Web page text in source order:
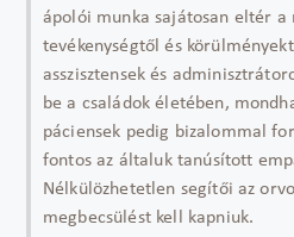
ápolói munka sajátosan eltér a
tevékenységtől és
asszisztensek és
be a családok életében,
páciensek pedig bizalommal
fontos az általuk tanúsított
Nélkülözhetetlen segítői az
megbecsülést kell kapniuk.